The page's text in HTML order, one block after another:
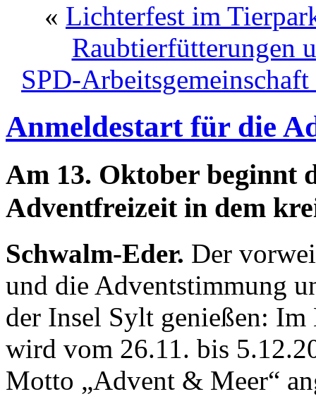
« Lichterfest im
Raubtierfütterungen
SPD-
Anmeldestart für die
Am 13. Oktober beginnt
Adventfreizeit in dem
Schwalm-Eder. Der
und die Adventstimmung
der Insel Sylt genießen:
wird vom 26.11. bis
Motto „Advent & Meer“